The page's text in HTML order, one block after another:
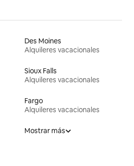
Des Moines
Alquileres vacacionales
Sioux Falls
Alquileres vacacionales
Fargo
Alquileres vacacionales
Mostrar más